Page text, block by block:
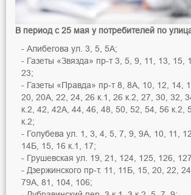
В период с 25 мая у потребителей по
Алибегова ул. 3, 5, 5А;
Газеты «Звязда» пр-т 3, 5, 9, 11, 13, 15,
23;
Газеты «Правда» пр-т 8, 8А, 10, 12, 14,
20, 20А, 22, 24, 26 к.1, 26 к.2, 27, 30, 32,
к.2, 42, 42А, 44, 46, 48, 50, 52, 54, 56 к.2,
к.2;
Голубева ул. 1, 3, 4, 5, 7, 9, 9А, 10, 11,
14Б, 15, 16 к.1, 17;
Грушевская ул. 19, 21, 124, 125, 126,
Дзержинского пр-т. 11, 11Б, 15, 20, 22,
79А, 81, 104, 106;